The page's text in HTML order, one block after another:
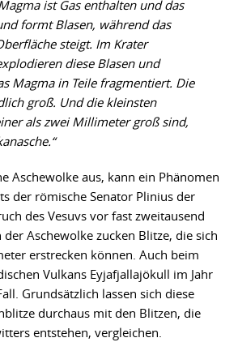
ist Gas enthalten und das
formt Blasen, während das
steigt. Im Krater
diese Blasen und
Magma in Teile fragmentiert. Die
groß. Und die kleinsten
als zwei Millimeter groß sind,
Aschewolke aus, kann ein Phänomen
der römische Senator Plinius der
des Vesuvs vor fast zweitausend
der Aschewolke zucken Blitze, die sich
erstrecken können. Auch beim
Vulkans Eyjafjallajökull im Jahr
Grundsätzlich lassen sich diese
durchaus mit den Blitzen, die
entstehen, vergleichen.